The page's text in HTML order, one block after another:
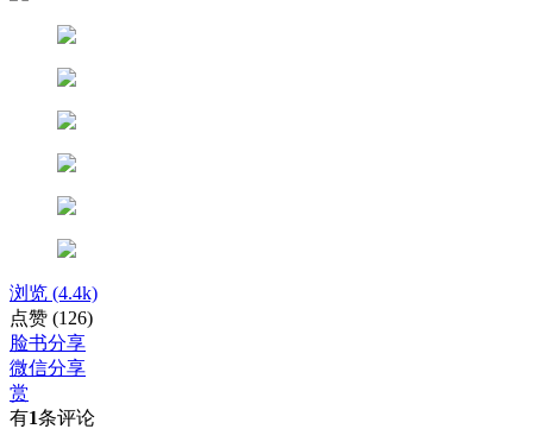
浏览 (4.4k)
点赞 (126)
脸书分享
微信分享
赏
有1条评论